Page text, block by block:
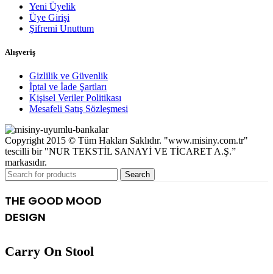
Yeni Üyelik
Üye Girişi
Şifremi Unuttum
Alışveriş
Gizlilik ve Güvenlik
İptal ve İade Şartları
Kişisel Veriler Politikası
Mesafeli Satış Sözleşmesi
Copyright 2015 © Tüm Hakları Saklıdır. "www.misiny.com.tr"
tescilli bir "NUR TEKSTİL SANAYİ VE TİCARET A.Ş.”
markasıdır.
Search
THE GOOD MOOD
DESIGN
Carry On Stool